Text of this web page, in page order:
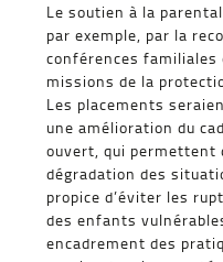
Le soutien à la
par exemple, par la
conférences familiales
missions de la
Les placements
une amélioration du
ouvert, qui permettent
dégradation des
propice d’éviter les
des enfants
encadrement des